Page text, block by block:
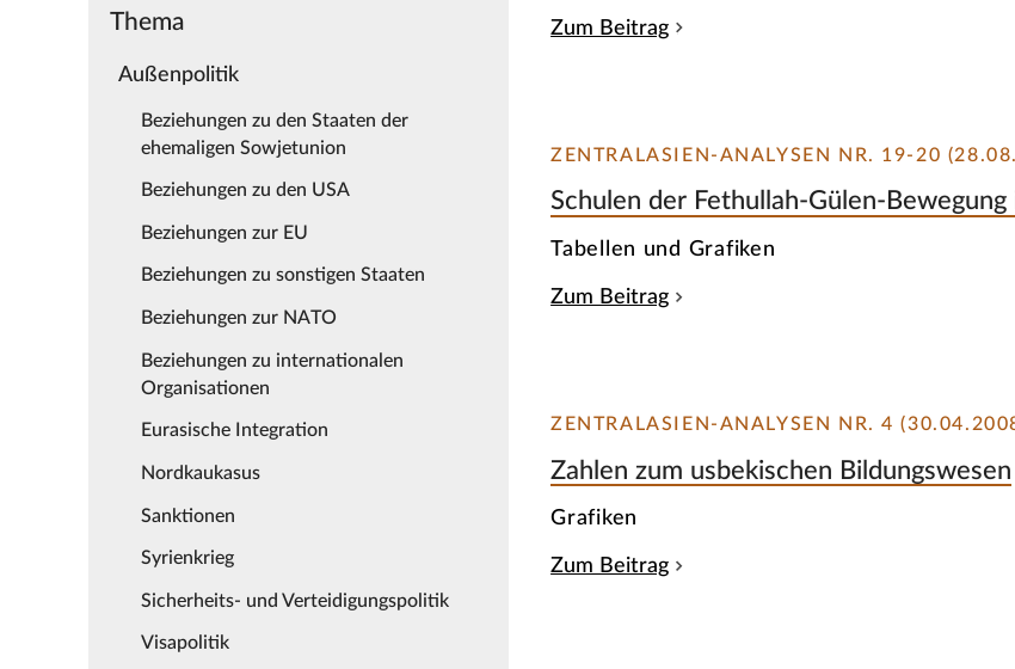
Thema
Außenpolitik
Beziehungen zu den Staaten der
ehemaligen Sowjetunion
Beziehungen zu den USA
Beziehungen zur EU
Beziehungen zu sonstigen Staaten
Beziehungen zur NATO
Beziehungen zu internationalen
Organisationen
Eurasische Integration
Nordkaukasus
Sanktionen
Syrienkrieg
Sicherheits- und Verteidigungspolitik
Visapolitik
Zum Beitrag
ZENTRALASIEN-ANALYSEN NR. 19-20
Schulen der Fethullah-Gülen-
Tabellen und Grafiken
Zum Beitrag
ZENTRALASIEN-ANALYSEN NR. 4
Zahlen zum usbekischen Bildungswesen
Grafiken
Zum Beitrag